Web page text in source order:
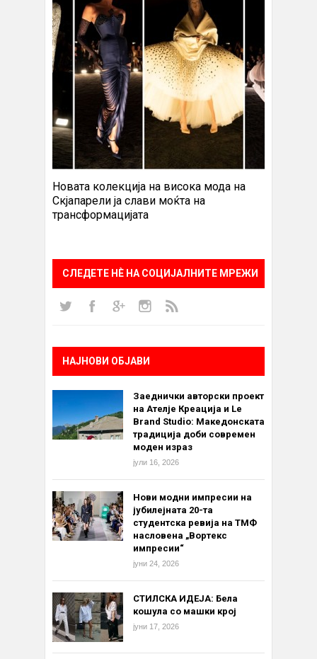
Новата колекција на висока мода на
Скјапарели ја слави моќта на
трансформацијата
СЛЕДЕТЕ НÈ НА СОЦИЈАЛНИТЕ МРЕЖИ
НАЈНОВИ ОБЈАВИ
Заеднички авторски проект
на Ателје Креација и Le
Brand Studio: Македонската
традиција доби современ
моден израз
јули 16, 2026
Нови модни импресии на
јубилејната 20-та
студентска ревија на ТМФ
насловена „Вортекс
импресии“
јуни 24, 2026
СТИЛСКА ИДЕЈА: Бела
кошула со машки крој
јуни 17, 2026